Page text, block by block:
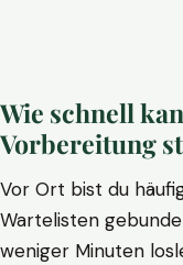
Wie schnell
Vorbereitung
Vor Ort bist du
Wartelisten
weniger Minuten